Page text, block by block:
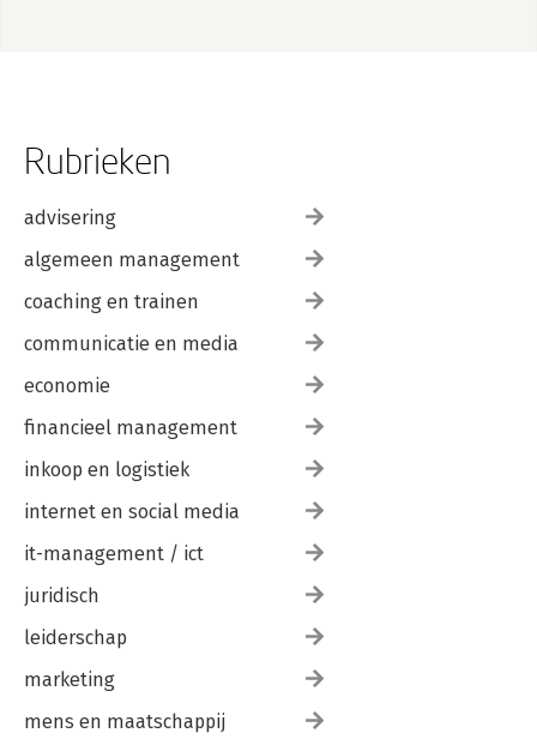
Rubrieken
advisering
algemeen management
coaching en trainen
communicatie en media
economie
financieel management
inkoop en logistiek
internet en social media
it-management / ict
juridisch
leiderschap
marketing
mens en maatschappij